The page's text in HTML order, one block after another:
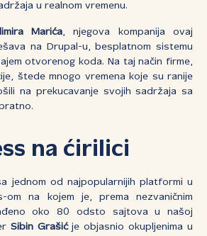
u realnom vremenu.
Marića, njegova kompanija ovaj
na Drupal-u, besplatnom sistemu
otvorenog koda. Na taj način firme,
štede mnogo vremena koje su ranije
na prekucavanje svojih sadržaja sa
na ćirilici
jednom od najpopularnijih platformi u
om na kojem je, prema nezvaničnim
oko 80 odsto sajtova u našoj
Sibin Grašićje objasnio okupljenima u